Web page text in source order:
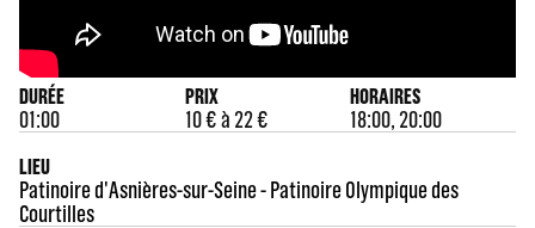
DURÉE
01:00
PRIX
10 € à 22 €
HORAIRES
18:00, 20:00
LIEU
Patinoire d'Asnières-sur-Seine - Patinoire Olympique des
Courtilles